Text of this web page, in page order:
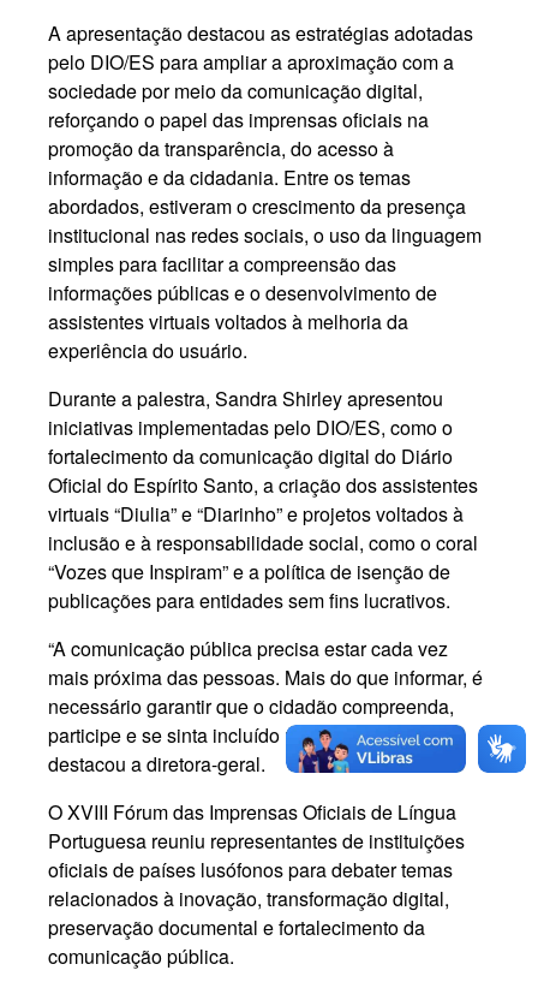
A apresentação destacou as estratégias adotadas
pelo DIO/ES para ampliar a aproximação com a
sociedade por meio da comunicação digital,
reforçando o papel das imprensas oficiais na
promoção da transparência, do acesso à
informação e da cidadania. Entre os temas
abordados, estiveram o crescimento da presença
institucional nas redes sociais, o uso da linguagem
simples para facilitar a compreensão das
informações públicas e o desenvolvimento de
assistentes virtuais voltados à melhoria da
experiência do usuário.
Durante a palestra, Sandra Shirley apresentou
iniciativas implementadas pelo DIO/ES, como o
fortalecimento da comunicação digital do Diário
Oficial do Espírito Santo, a criação dos assistentes
virtuais “Diulia” e “Diarinho” e projetos voltados à
inclusão e à responsabilidade social, como o coral
“Vozes que Inspiram” e a política de isenção de
publicações para entidades sem fins lucrativos.
“A comunicação pública precisa estar cada vez
mais próxima das pessoas. Mais do que informar, é
necessário garantir que o cidadão compreenda,
participe e se sinta incluído nesse processo”,
destacou a diretora-geral.
O XVIII Fórum das Imprensas Oficiais de Língua
Portuguesa reuniu representantes de instituições
oficiais de países lusófonos para debater temas
relacionados à inovação, transformação digital,
preservação documental e fortalecimento da
comunicação pública.